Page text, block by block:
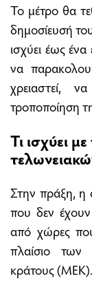
Το μέτρο θα
δημοσίευσή
ισχύει έως
να
χρειαστεί,
τροποποίηση
Τι ισχύει
Στην πράξη, η
που δεν
από χώρες
πλαίσιο
κράτους (ΜΕΚ).